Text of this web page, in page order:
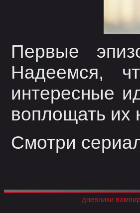
Первые
Надеемся,
интересные
воплощать их
Смотри
дневники